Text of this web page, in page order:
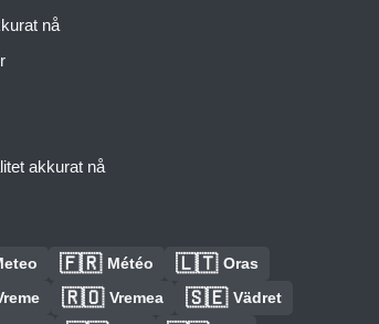
nå
akkurat nå
🇫🇷 Météo 🇱🇹 Oras
🇷🇴 Vremea 🇸🇪 Vädret